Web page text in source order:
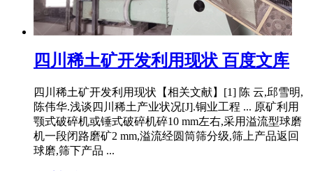
四川稀土矿开发利用现状 百度文库
四川稀土矿开发利用现状【相关文献】[1] 陈 云,邱雪明,
陈伟华.浅谈四川稀土产业状况[J].铜业工程 ... 原矿利用
颚式破碎机或锤式破碎机碎10 mm左右,采用溢流型球磨
机一段闭路磨矿2 mm,溢流经圆筒筛分级,筛上产品返回
球磨,筛下产品 ...